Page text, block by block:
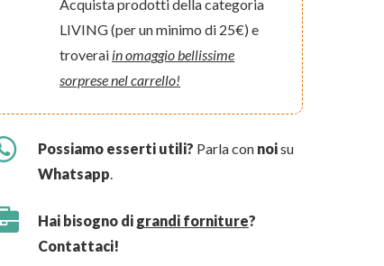
Acquista prodotti della categoria
LIVING (per un minimo di 25€) e
troverai in omaggio bellissime
sorprese nel carrello!
Possiamo esserti utili? Parla con noisu
Whatsapp.
Hai bisogno di grandi forniture?
Contattaci!